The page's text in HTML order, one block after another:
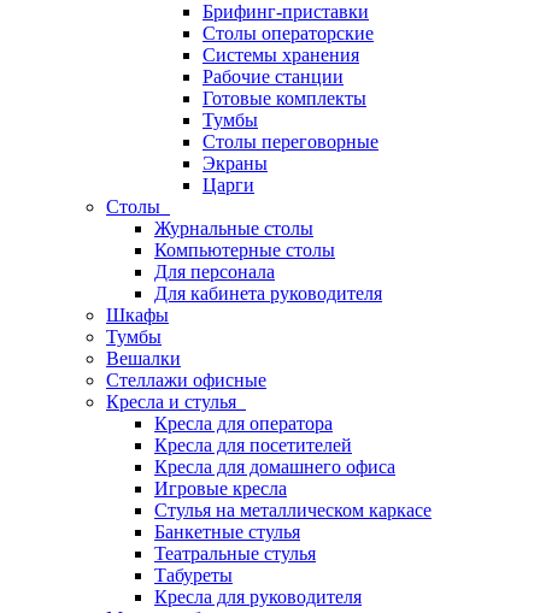
Брифинг-приставки
Столы операторские
Системы хранения
Рабочие станции
Готовые комплекты
Тумбы
Столы переговорные
Экраны
Царги
Столы
Журнальные столы
Компьютерные столы
Для персонала
Для кабинета руководителя
Шкафы
Тумбы
Вешалки
Стеллажи офисные
Кресла и стулья
Кресла для оператора
Кресла для посетителей
Кресла для домашнего офиса
Игровые кресла
Стулья на металлическом каркасе
Банкетные стулья
Театральные стулья
Табуреты
Кресла для руководителя